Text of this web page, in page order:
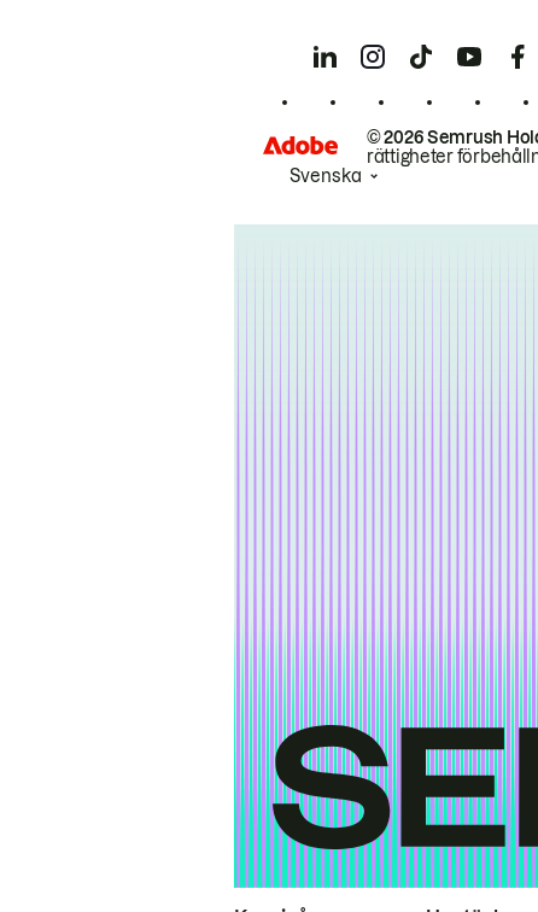
© 2026 Semrush
rättigheter
Svenska